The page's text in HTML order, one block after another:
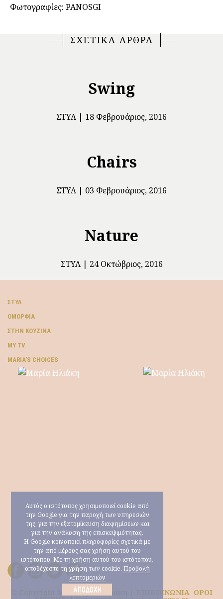
Φωτογραφίες: PANOSGI
ΣΧΕΤΙΚΑ ΑΡΘΡΑ
Swing
ΣΤΥΛ 18 Φεβρουάριος, 2016
Chairs
ΣΤΥΛ 03 Φεβρουάριος, 2016
Nature
ΣΤΥΛ 24 Οκτώβριος, 2016
ΣΤΥΛ
ΟΜΟΡΦΙΆ
ΣΤΗΝ ΚΟΥΖΊΝΑ
MY TV
ΜARIA’S CHOICES
© Copyright 2026 Μαρία Ηλιάκη | ΕΠΙΚΟΙΝΩΝΙΑ ΟΡΟΙ
Αυτός ο ιστότοπος χρησιμοποιεί cookie από
την Google για την παροχή των υπηρεσιών
της, για την εξατομίκευση διαφημίσεων και
για την ανάλυση της επισκεψιμότητας.
Η Google κοινοποιεί πληροφορίες σχετικά με
την από μέρους σας χρήση αυτού του
ιστότοπου. Με τη χρήση αυτού του ιστότοπου,
αποδέχεστε τη χρήση των cookie. Προβολή
λεπτομεριών
ΑΠΟΔΟΧΉ